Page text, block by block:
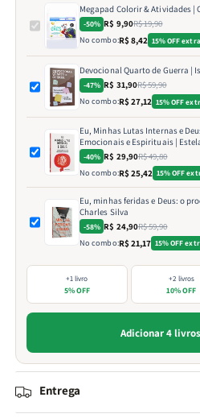
Megapad Colorir & Atividades |
-50% R$ 9,90R$ 19,90
No combo:R$ 8,42 15% OFF extra
Devocional Quarto de Guerra |
-47% R$ 31,90R$ 59,90
No combo:R$ 27,12 15% OFF
Eu, Minhas Lutas Internas e
Emocionais e Espirituais |
-40% R$ 29,90R$ 49,80
No combo:R$ 25,42 15% OFF
Eu, minhas feridas e Deus: o
Charles Silva
-58% R$ 24,90R$ 59,90
No combo:R$ 21,17 15% OFF
+1 livro
5% OFF
+2 livros
10% OFF
Adicionar 4 livros
Entrega